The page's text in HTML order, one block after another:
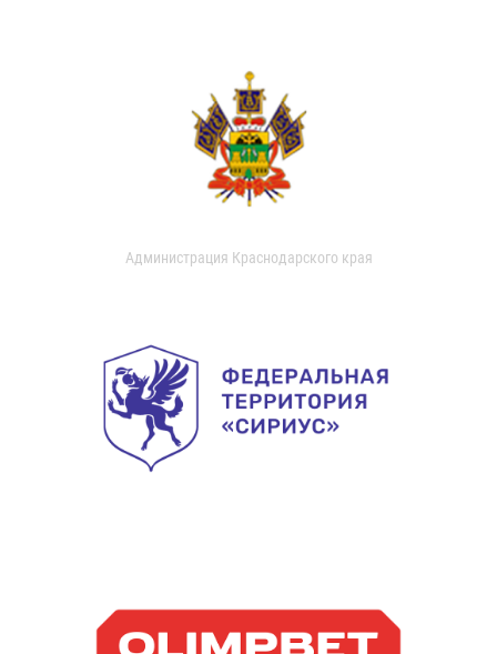
Администрация Краснодарского края